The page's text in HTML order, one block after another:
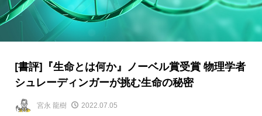
[書評]『生命とは何か』ノーベル賞受賞 物理学者
シュレーディンガーが挑む生命の秘密
宮永 龍樹 2022.07.05